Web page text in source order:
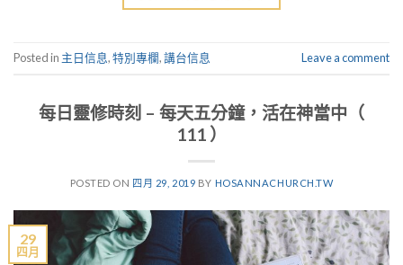
Posted in 主日信息,特別專欄,講台信息 Leave a comment
每日靈修時刻 – 每天五分鐘，活在神當中（
111 ）
POSTED ON 四月 29, 2019 BY HOSANNACHURCH.TW
29
四月